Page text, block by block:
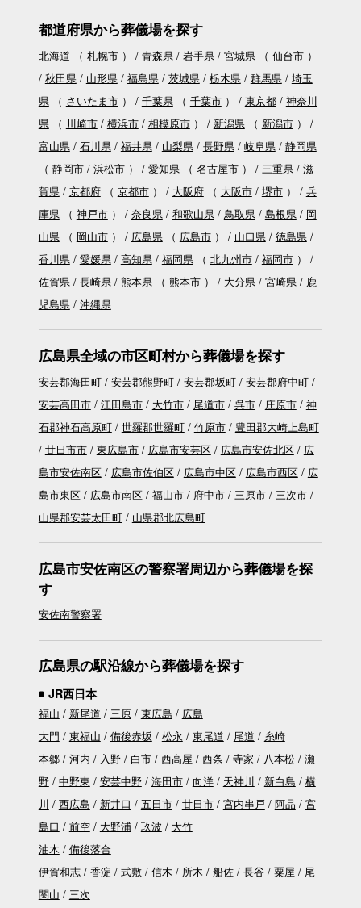
都道府県から葬儀場を探す
北海道 （ 札幌市） 青森県 岩手県 宮城県（ 仙台市）
秋田県
山形県 福島県 茨城県 栃木県 群馬県
埼玉
県（ さいたま市） 千葉県（ 千葉市） 東京都
神奈川
県（ 川崎市 横浜市 相模原市） 新潟県（ 新潟市）
富山県
石川県 福井県 山梨県 長野県 岐阜県
静岡県
（ 静岡市 浜松市） 愛知県（ 名古屋市） 三重県
滋
賀県
京都府（ 京都市） 大阪府（ 大阪市 堺市）
兵
庫県（ 神戸市） 奈良県 和歌山県 鳥取県 島根県
岡
山県（ 岡山市） 広島県（ 広島市） 山口県
徳島県
香川県
愛媛県 高知県 福岡県（ 北九州市 福岡市）
佐賀県
長崎県 熊本県（ 熊本市） 大分県 宮崎県
鹿
児島県
沖縄県
広島県全域の市区町村から葬儀場を探す
安芸郡海田町 安芸郡熊野町 安芸郡坂町
安芸郡府中町
安芸高田市
江田島市 大竹市 尾道市 呉市 庄原市
神
石郡神石高原町
世羅郡世羅町 竹原市
豊田郡大崎上島町
廿日市市
東広島市 広島市安芸区 広島市安佐北区
広
島市安佐南区
広島市佐伯区 広島市中区 広島市西区
広
島市東区
広島市南区 福山市 府中市 三原市
三次市
山県郡安芸太田町
山県郡北広島町
広島市安佐南区の警察署周辺から葬儀場を探
す
安佐南警察署
広島県の駅沿線から葬儀場を探す
JR西日本
福山 新尾道 三原 東広島
広島
大門
東福山 備後赤坂 松永 東尾道 尾道
糸崎
本郷
河内 入野 白市 西高屋 西条 寺家 八本松
瀬
野
中野東 安芸中野 海田市 向洋 天神川 新白島
横
川
西広島 新井口 五日市 廿日市 宮内串戸 阿品
宮
島口
前空 大野浦 玖波
大竹
油木
備後落合
伊賀和志
香淀 式敷 信木 所木 船佐 長谷 粟屋
尾
関山
三次